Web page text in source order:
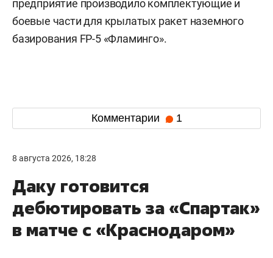
предприятие производило комплектующие и
боевые части для крылатых ракет наземного
базирования FP-5 «Фламинго».
Комментарии 1
8 августа 2026, 18:28
Даку готовится
дебютировать за «Спартак»
в матче с «Краснодаром»